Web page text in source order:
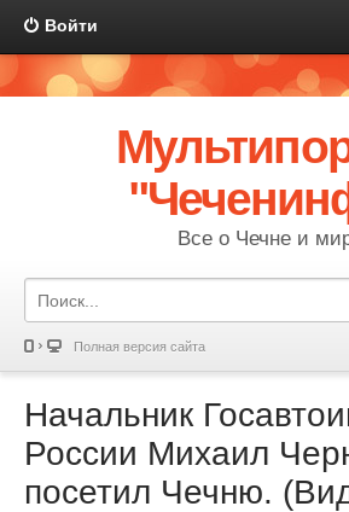
Войти
Все о Чечне и
Полная версия сайта
Начальник
России Михаил
посетил Чечню.